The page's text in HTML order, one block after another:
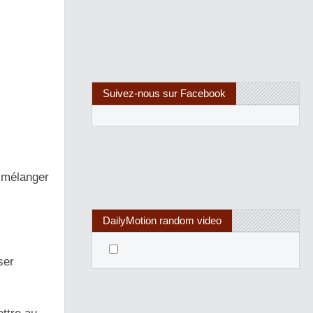
Suivez-nous sur Facebook
DailyMotion random video